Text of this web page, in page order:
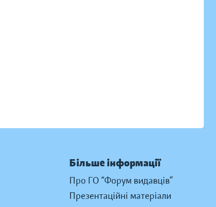
Більше інформації
Про ГО “Форум видавців”
Презентаційні матеріали